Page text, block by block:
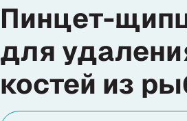
Пинцет-
для
костей из